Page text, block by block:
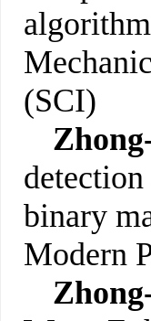
(SCI)
binary
Modern